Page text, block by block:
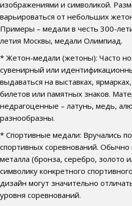
изображениями и символикой.
варьироваться от небольших
Примеры – медали в честь 300-
летия Москвы, медали Олимпиад.
* Жетон-медали (жетоны): Часто
сувенирный или
выдаваться на выставках,
билетов или памятных знаков.
недрагоценные – латунь, медь,
разнообразны.
* Спортивные медали: Вручались
спортивных соревнований. Обычно
металла (бронза, серебро, золото
символику конкретного
дизайн могут значительно
уровня соревнований.